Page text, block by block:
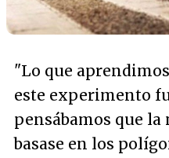
"Lo que
este experimento
pensábamos que la
basase en los